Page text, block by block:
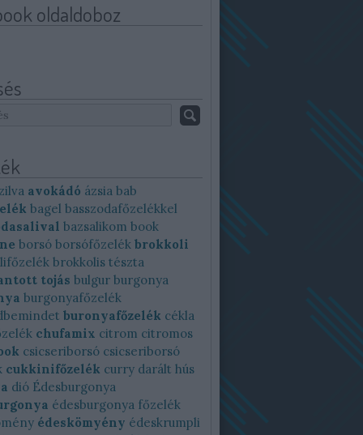
oldaldoboz
avokádó ázsia bab
bagel basszodafőzelékkel
bazsalikom book
borsó borsófőzelék brokkoli
brokkolis tészta
tojás bulgur burgonya
burgonyafőzelék
buronyafőzelék cékla
chufamix citrom citromos
csicseriborsó csicseriborsó
cukkinifőzelék curry darált hús
dió Édesburgonya
édesburgonya főzelék
édeskömyény édeskrumpli